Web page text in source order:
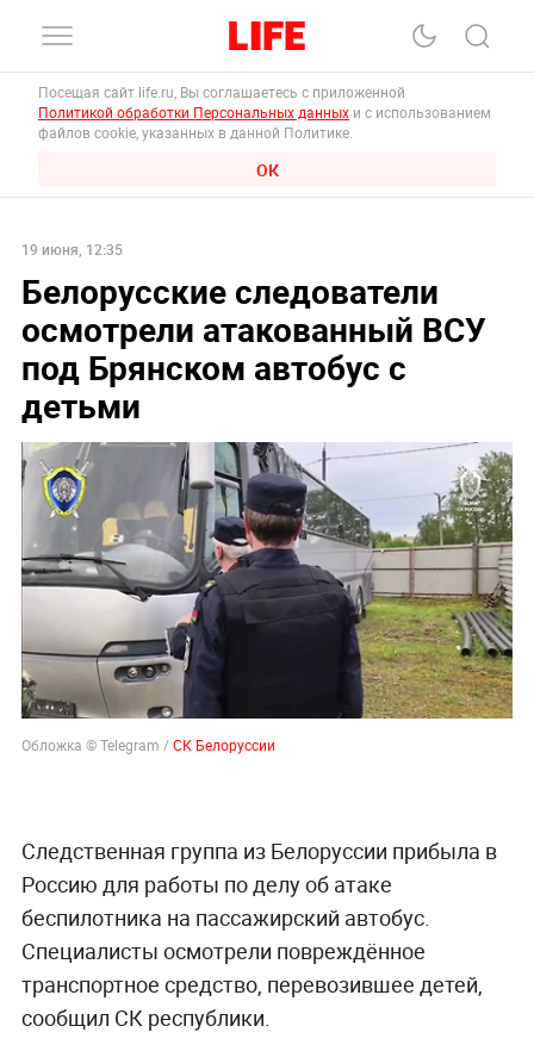
Посещая сайт life.ru, Вы соглашаетесь с приложенной
Политикой обработки Персональных данных и с использованием
файлов cookie, указанных в данной Политике.
ОК
19 июня, 12:35
Белорусские следователи
осмотрели атакованный ВСУ
под Брянском автобус с
детьми
Обложка © Telegram /СК Белоруссии
Следственная группа из Белоруссии прибыла в
Россию для работы по делу об атаке
беспилотника на пассажирский автобус.
Специалисты осмотрели повреждённое
транспортное средство, перевозившее детей,
сообщил СК республики.